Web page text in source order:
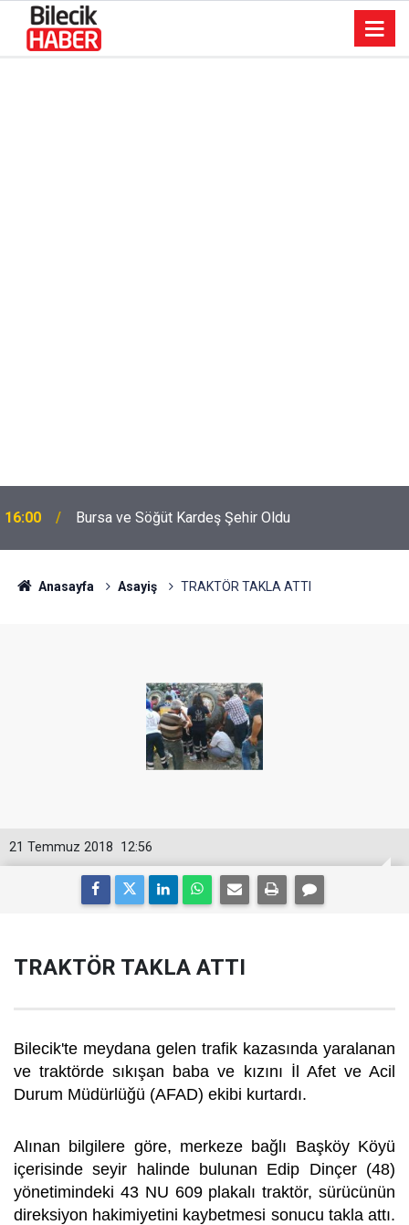
16:00 Bursa ve Söğüt Kardeş Şehir Oldu
Anasayfa Asayiş TRAKTÖR TAKLA ATTI
12:56
21 Temmuz 2018
TRAKTÖR TAKLA ATTI
Bilecik'te meydana gelen trafik kazasında yaralanan
ve traktörde sıkışan baba ve kızını İl Afet ve Acil
Durum Müdürlüğü (AFAD) ekibi kurtardı.
Alınan bilgilere göre, merkeze bağlı Başköy Köyü
içerisinde seyir halinde bulunan Edip Dinçer (48)
yönetimindeki 43 NU 609 plakalı traktör, sürücünün
direksiyon hakimiyetini kaybetmesi sonucu takla attı.